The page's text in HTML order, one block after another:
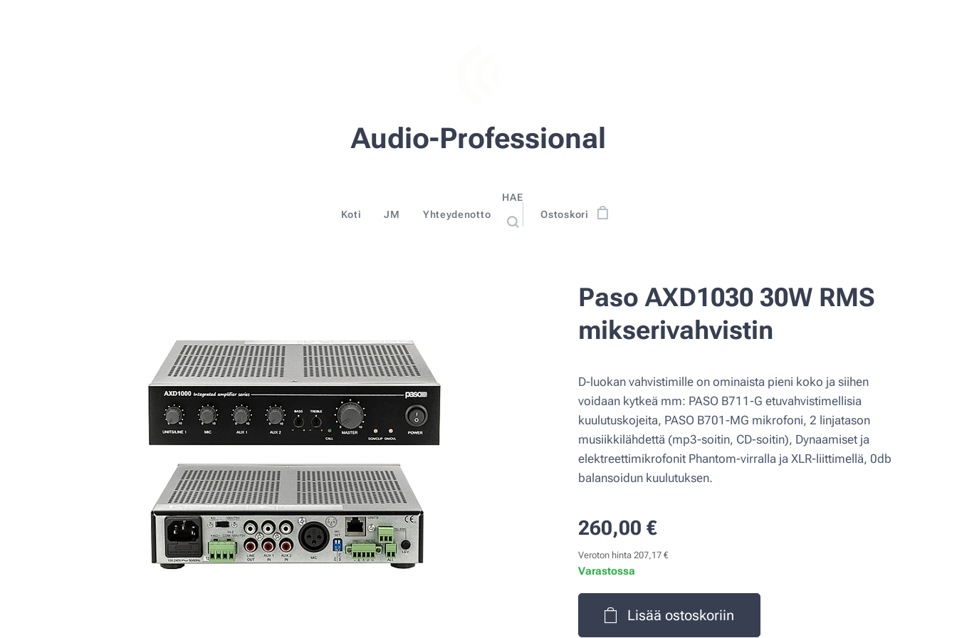
Audio-Professional
Koti JM Yhteydenotto
HAE
Ostoskori
Paso AXD1030 30W RMS
mikserivahvistin
D-luokan vahvistimille on ominaista pieni koko ja siihen
voidaan kytkeä mm: PASO B711-G etuvahvistimellisia
kuulutuskojeita, PASO B701-MG mikrofoni, 2 linjatason
musiikkilähdettä (mp3-soitin, CD-soitin), Dynaamiset ja
elektreettimikrofonit Phantom-virralla ja XLR-liittimellä, 0db
balansoidun kuulutuksen.
260,00 €
Veroton hinta 207,17 €
Varastossa
Lisää ostoskoriin